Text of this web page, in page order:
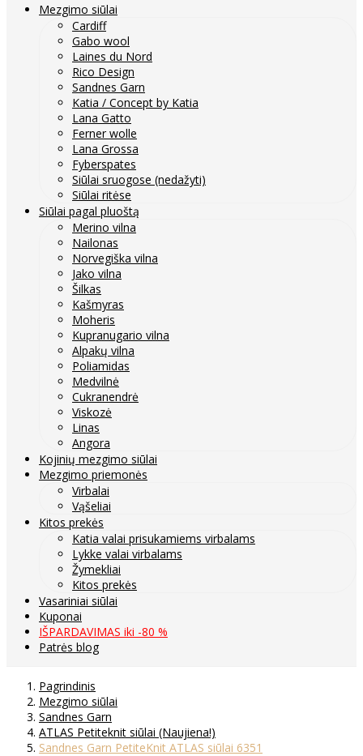
Mezgimo siūlai
Cardiff
Gabo wool
Laines du Nord
Rico Design
Sandnes Garn
Katia / Concept by Katia
Lana Gatto
Ferner wolle
Lana Grossa
Fyberspates
Siūlai sruogose (nedažyti)
Siūlai ritėse
Siūlai pagal pluoštą
Merino vilna
Nailonas
Norvegiška vilna
Jako vilna
Šilkas
Kašmyras
Moheris
Kupranugario vilna
Alpakų vilna
Poliamidas
Medvilnė
Cukranendrė
Viskozė
Linas
Angora
Kojinių mezgimo siūlai
Mezgimo priemonės
Virbalai
Vąšeliai
Kitos prekės
Katia valai prisukamiems virbalams
Lykke valai virbalams
Žymekliai
Kitos prekės
Vasariniai siūlai
Kuponai
IŠPARDAVIMAS iki -80 %
Patrės blog
Pagrindinis
Mezgimo siūlai
Sandnes Garn
ATLAS Petiteknit siūlai (Naujiena!)
Sandnes Garn PetiteKnit ATLAS siūlai 6351